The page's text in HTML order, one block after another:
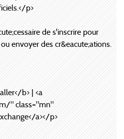
p>
de s'inscrire pour
envoyer des cr&eacute;ations.
b> | <a
" class="mn"
a></p>